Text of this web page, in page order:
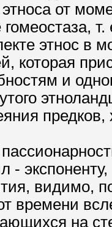
от
т.
этнос в
которая
и
-
видимо,
времени
на